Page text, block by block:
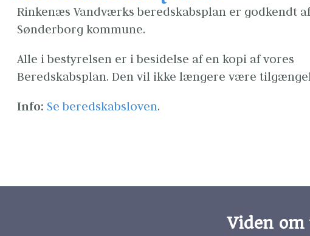
Rinkenæs Vandværks beredskabsplan er godkendt af
Sønderborg kommune.
Alle i bestyrelsen er i besidelse af en kopi af vores
Beredskabsplan. Den vil ikke længere være
Info: Se beredskabsloven.
Viden om